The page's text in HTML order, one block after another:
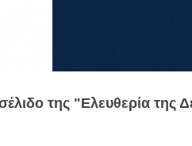
της "Ελευθερία της